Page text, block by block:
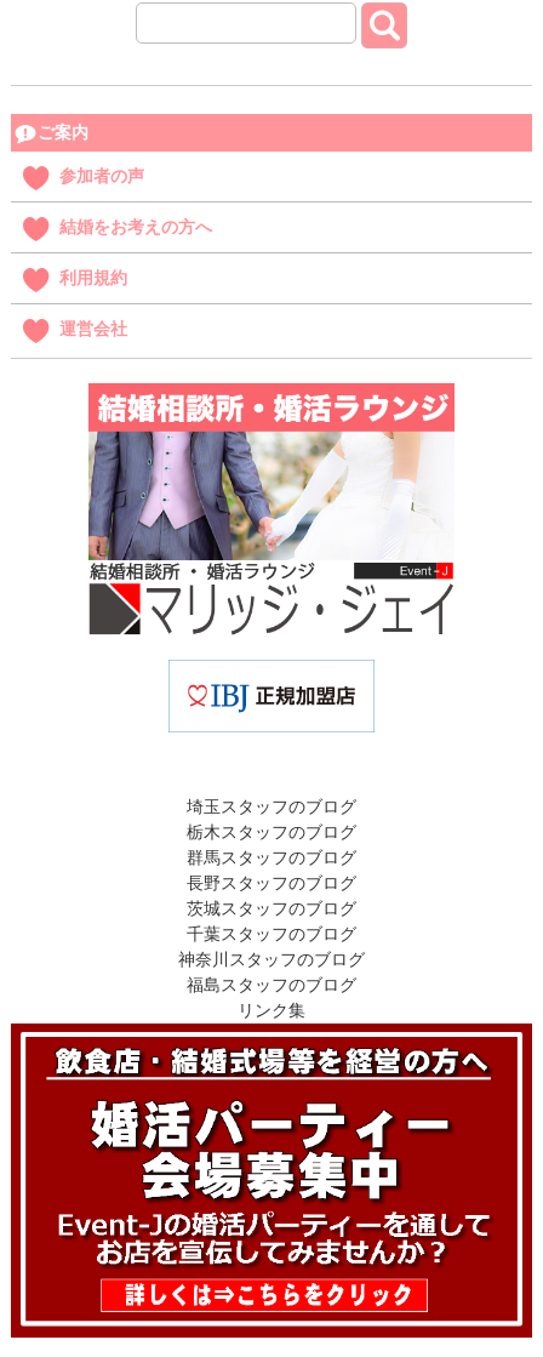
ご案内
参加者の声
結婚をお考えの方へ
利用規約
運営会社
埼玉スタッフのブログ
栃木スタッフのブログ
群馬スタッフのブログ
長野スタッフのブログ
茨城スタッフのブログ
千葉スタッフのブログ
神奈川スタッフのブログ
福島スタッフのブログ
リンク集